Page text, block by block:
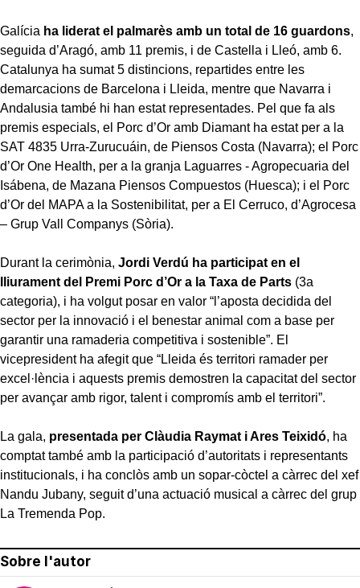
Galícia ha liderat el palmarès amb un total de 16 guardons,
seguida d’Aragó, amb 11 premis, i de Castella i Lleó, amb 6.
Catalunya ha sumat 5 distincions, repartides entre les
demarcacions de Barcelona i Lleida, mentre que Navarra i
Andalusia també hi han estat representades. Pel que fa als
premis especials, el Porc d’Or amb Diamant ha estat per a la
SAT 4835 Urra-Zurucuáin, de Piensos Costa (Navarra); el Porc
d’Or One Health, per a la granja Laguarres - Agropecuaria del
Isábena, de Mazana Piensos Compuestos (Huesca); i el Porc
d’Or del MAPA a la Sostenibilitat, per a El Cerruco, d’Agrocesa
– Grup Vall Companys (Sòria).
Durant la cerimònia, Jordi Verdú ha participat en el
lliurament del Premi Porc d’Or a la Taxa de Parts (3a
categoria), i ha volgut posar en valor “l’aposta decidida del
sector per la innovació i el benestar animal com a base per
garantir una ramaderia competitiva i sostenible”. El
vicepresident ha afegit que “Lleida és territori ramader per
excel·lència i aquests premis demostren la capacitat del sector
per avançar amb rigor, talent i compromís amb el territori”.
La gala, presentada per Clàudia Raymat i Ares Teixidó, ha
comptat també amb la participació d’autoritats i representants
institucionals, i ha conclòs amb un sopar-còctel a càrrec del xef
Nandu Jubany, seguit d’una actuació musical a càrrec del grup
La Tremenda Pop.
Sobre l'autor